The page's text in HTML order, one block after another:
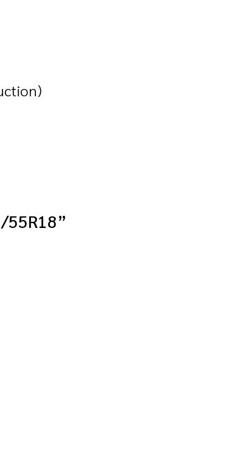
55R18”